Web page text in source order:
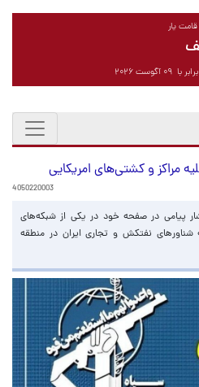
یار
مراکز و کشتی‌های امریکایی
4050220003
پیامی در صفحه خود در یکی از شبکه‌های
نفتکش و تجاری ایران در منطقه